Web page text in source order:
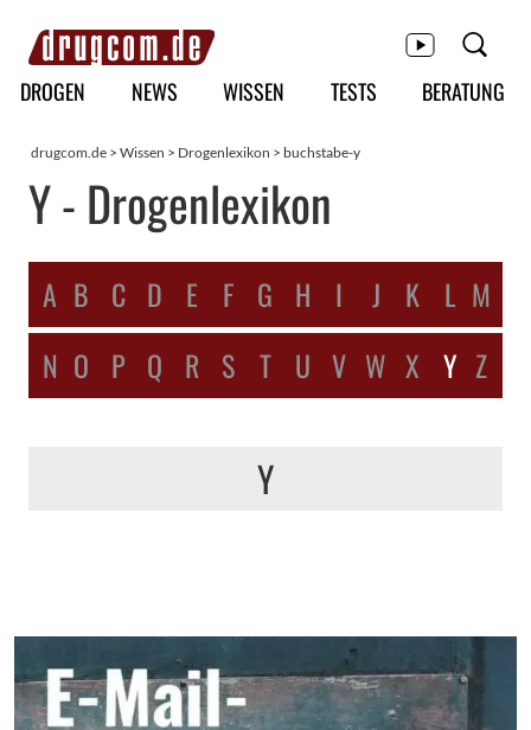
Hauptmenü
DROGEN NEWS WISSEN TESTS BERATUNG
drugcom.de > Wissen > Drogenlexikon > buchstabe-y
Y - Drogenlexikon
A B C D E F G H I J K L M
N O P Q R S T U V W X Y Z
Y
Seitenbereich